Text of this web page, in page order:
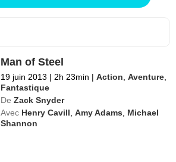
Man of Steel
19 juin 2013 | 2h 23min | Action ,Aventure
Fantastique
De Zack Snyder
Avec Henry Cavill ,Amy Adams
Michael
Shannon